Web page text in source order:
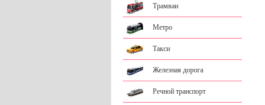
Трамваи
Метро
Такси
Железная дорога
Речной транспорт